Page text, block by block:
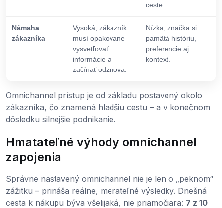
ceste.
Námaha
zákazníka
Vysoká; zákazník
musí opakovane
vysvetľovať
informácie a
začínať odznova.
Nízka; značka si
pamätá históriu,
preferencie aj
kontext.
Omnichannel prístup je od základu postavený okolo
zákazníka, čo znamená hladšiu cestu – a v konečnom
dôsledku silnejšie podnikanie.
Hmatateľné výhody omnichannel
zapojenia
Správne nastavený omnichannel nie je len o „peknom“
zážitku – prináša reálne, merateľné výsledky. Dnešná
cesta k nákupu býva všelijaká, nie priamočiara: 7 z 10